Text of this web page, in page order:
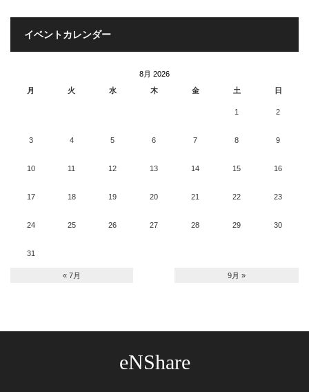
イベントカレンダー
8月 2026
月
火 水 木 金 土 日
1 2
3 4 5 6 7 8 9
10 11 12 13 14 15 16
17 18 19 20 21 22 23
24 25 26 27 28 29 30
31
« 7月 9月 »
eNShare